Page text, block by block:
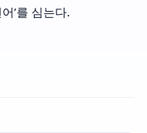
’를 심는다.